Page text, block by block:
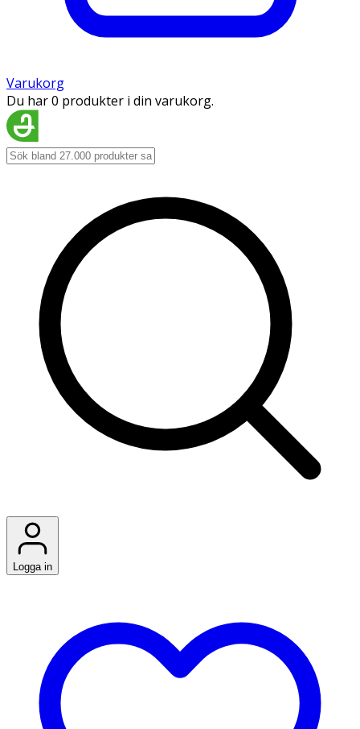
Varukorg
Du har 0 produkter i din varukorg.
Logga in